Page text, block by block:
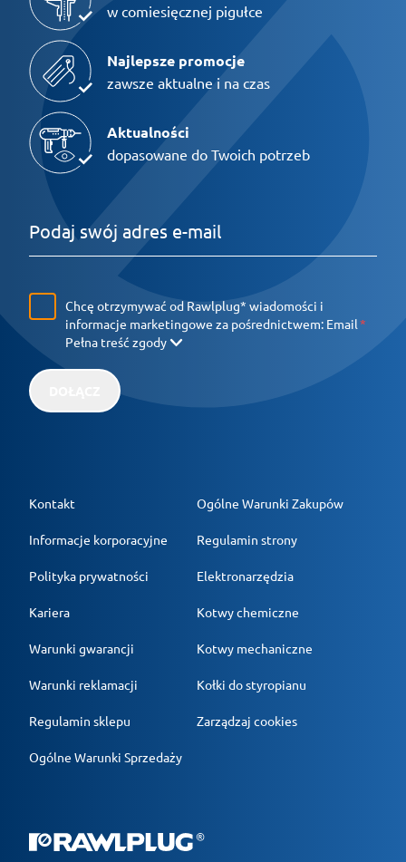
w comiesięcznej pigułce
Najlepsze promocje
zawsze aktualne i na czas
Aktualności
dopasowane do Twoich potrzeb
Chcę otrzymywać od Rawlplug* wiadomości i
informacje marketingowe za pośrednictwem: Email
Pełna treść zgody
Kontakt
Informacje korporacyjne
Polityka prywatności
Kariera
Warunki gwarancji
Warunki reklamacji
Regulamin sklepu
Ogólne Warunki Sprzedaży
Ogólne Warunki Zakupów
Regulamin strony
Elektronarzędzia
Kotwy chemiczne
Kotwy mechaniczne
Kołki do styropianu
Zarządzaj cookies